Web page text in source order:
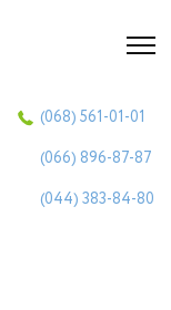
(068) 561-01-01
(066) 896-87-87
(044) 383-84-80